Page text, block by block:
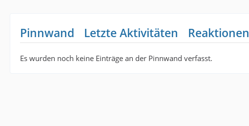
Pinnwand Letzte Aktivitäten Reaktionen
Es wurden noch keine Einträge an der Pinnwand verfasst.